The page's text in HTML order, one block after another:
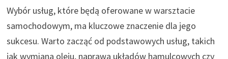
Wybór usług, które będą oferowane w warsztacie
samochodowym, ma kluczowe znaczenie dla jego
sukcesu. Warto zacząć od podstawowych usług, takich
jak wymiana oleju, naprawa układów hamulcowych czy